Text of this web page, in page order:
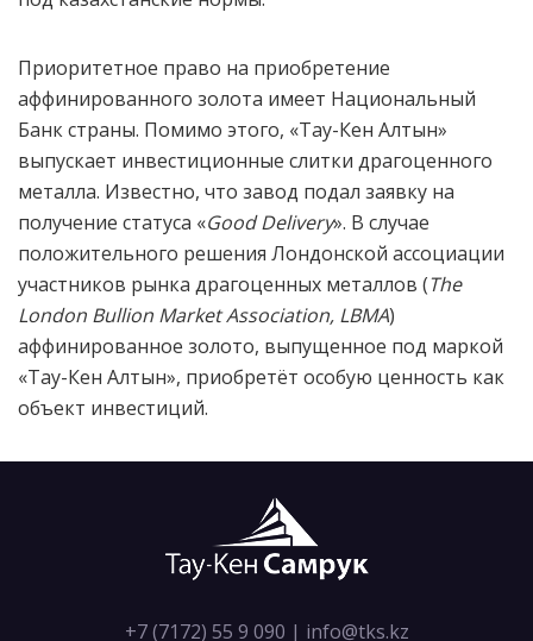
Приоритетное право на приобретение
аффинированного золота имеет Национальный
Банк страны. Помимо этого, «Тау-Кен Алтын»
выпускает инвестиционные слитки драгоценного
металла. Известно, что завод подал заявку на
получение статуса «Good Delivery». В случае
положительного решения Лондонской ассоциации
участников рынка драгоценных металлов (The
London Bullion Market Association, LBMA)
аффинированное золото, выпущенное под маркой
«Тау-Кен Алтын», приобретёт особую ценность как
объект инвестиций.
+7 (7172) 55 9 090 | info@tks.kz